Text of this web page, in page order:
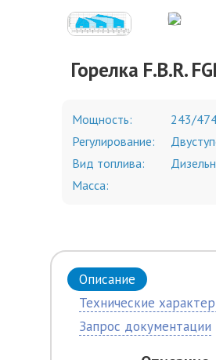
Горелка F.B.R.
Мощность:
243/
Регулирование:
Вид топлива:
Масса:
Описание
Технические
Запрос документации